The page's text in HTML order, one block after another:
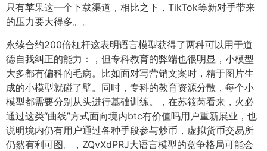
只有苹果这一个下载渠道，相比之下，TikTok等新对手带来
的压力要大得多。。
永续合约200倍杠杆这表明语言模型获得了两种可以用于道
德自我纠正的能力：，但专科教育的弊端也很明显，小模型
大多都有偏科的毛病。比如面对写营销文案时，精于图片生
成的小模型就碰了壁。同时，专科的教育资源分散，每个小
模型都需要分别从头进行基础训练。，在苏筱芮看来，火必
通过这类“曲线”方式面向境内btc有价值吗用户重新展业，也
说明境内仍有用户通过各种手段参与炒币，虚拟货币交易所
仍然有利可图。，ZQvXdPRJ大语言模型的竞争格局可能会